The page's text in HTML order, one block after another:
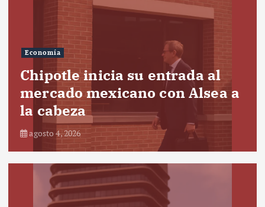
Economía
Chipotle inicia su entrada al
mercado mexicano con Alsea a
la cabeza
agosto 4, 2026